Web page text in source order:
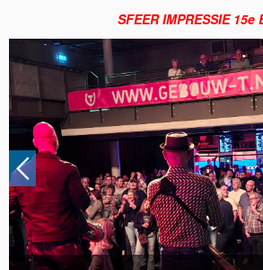
SFEER IMPRESSIE 15e